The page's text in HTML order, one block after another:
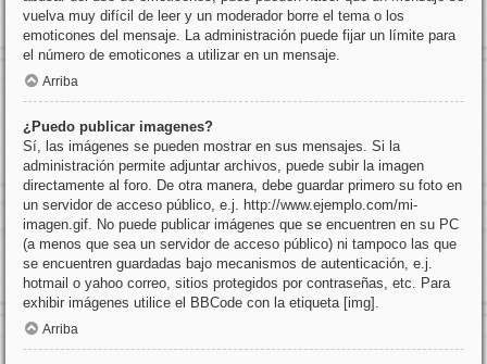
vuelva muy difícil de leer y un moderador borre el tema o los
emoticones del mensaje. La administración puede fijar un límite para
el número de emoticones a utilizar en un mensaje.
Arriba
¿Puedo publicar imagenes?
Sí, las imágenes se pueden mostrar en sus mensajes. Si la
administración permite adjuntar archivos, puede subir la imagen
directamente al foro. De otra manera, debe guardar primero su foto en
un servidor de acceso público, e.j. http://www.ejemplo.com/mi-
imagen.gif. No puede publicar imágenes que se encuentren en su PC
(a menos que sea un servidor de acceso público) ni tampoco las que
se encuentren guardadas bajo mecanismos de autenticación, e.j.
hotmail o yahoo correo, sitios protegidos por contraseñas, etc. Para
exhibir imágenes utilice el BBCode con la etiqueta [img].
Arriba